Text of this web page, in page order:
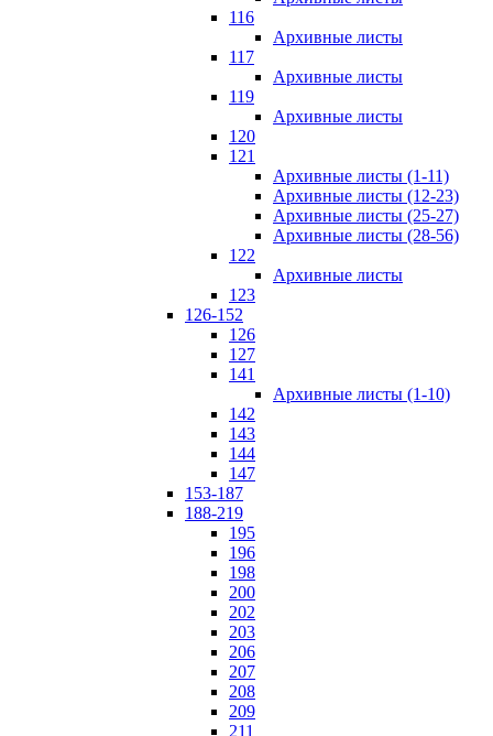
116
Архивные листы
117
Архивные листы
119
Архивные листы
120
121
Архивные листы (1-11)
Архивные листы (12-23)
Архивные листы (25-27)
Архивные листы (28-56)
122
Архивные листы
123
126-152
126
127
141
Архивные листы (1-10)
142
143
144
147
153-187
188-219
195
196
198
200
202
203
206
207
208
209
211